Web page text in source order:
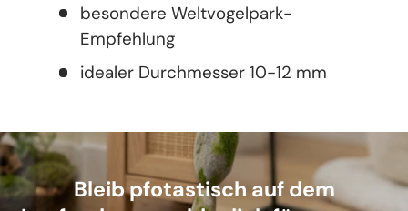
besondere Weltvogelpark-
Empfehlung
idealer Durchmesser 10-12 mm
Bleib pfotastisch auf dem